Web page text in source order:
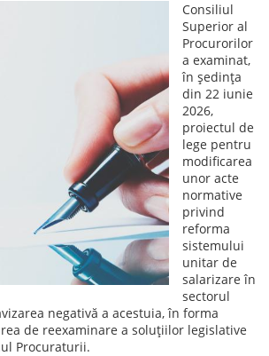
Consiliul
Superior al
Procurorilor
a examinat,
în ședința
din 22 iunie
2026,
proiectul de
lege pentru
modificarea
unor acte
normative
privind
reforma
sistemului
unitar de
salarizare în
sectorul
negativă a acestuia, în forma
de reexaminare a soluțiilor legislative
Procuraturii.